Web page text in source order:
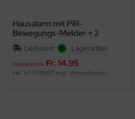
Hausalarm mit PIR-
Bewegungs-Melder + 2
Fernsteuerungen
Lieferzeit: Lagerartikel
Sonderpreis Fr. 14.95
inkl. 8.1 % MWST zzgl. Versandkosten